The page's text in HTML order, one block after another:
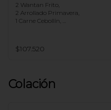
2 Wantan Frito,
2 Arrollado Primavera,
1 Carne Cebollín,
1 Chapsui Especial,
1 Arrollado de Marisco,
$107.520
Colación